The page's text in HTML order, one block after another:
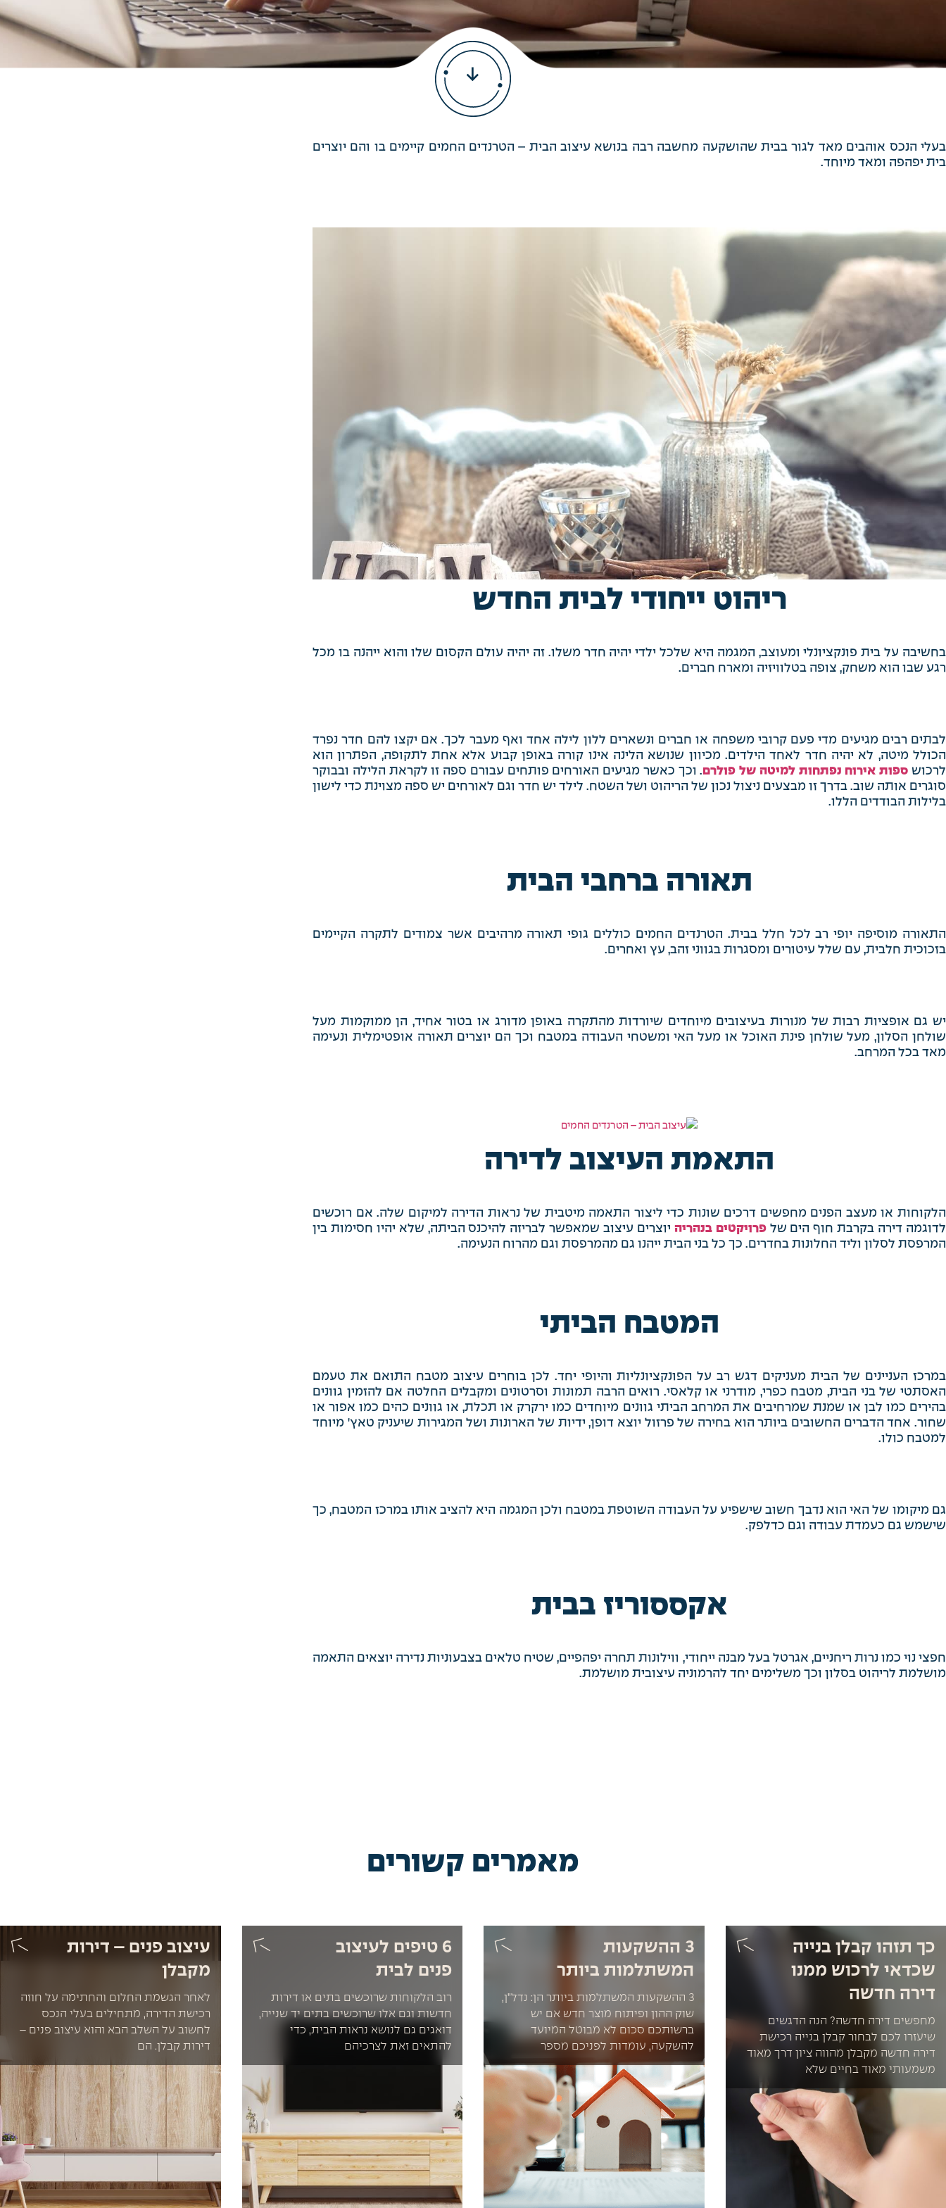
בעלי הנכס אוהבים מאד לגור בבית שהושקעה מחשבה רבה בנושא עיצוב הבית – הטרנדים החמים קיימים בו והם יוצרים
בית יפהפה ומאד מיוחד.
ריהוט ייחודי לבית החדש
בחשיבה על בית פונקציונלי ומעוצב, המגמה היא שלכל ילדי יהיה חדר משלו. זה יהיה עולם הקסום שלו והוא ייהנה בו מכל
רגע שבו הוא משחק, צופה בטלוויזיה ומארח חברים.
לבתים רבים מגיעים מדי פעם קרובי משפחה או חברים ונשארים ללון לילה אחד ואף מעבר לכך. אם יקצו להם חדר נפרד
הכולל מיטה, לא יהיה חדר לאחד הילדים. מכיוון שנושא הלינה אינו קורה באופן קבוע אלא אחת לתקופה, הפתרון הוא
לרכוש ספות אירוח נפתחות למיטה של פולרם. וכך כאשר מגיעים האורחים פותחים עבורם ספה זו לקראת הלילה ובבוקר
סוגרים אותה שוב. בדרך זו מבצעים ניצול נכון של הריהוט ושל השטח. לילד יש חדר וגם לאורחים יש ספה מצוינת כדי לישון
בלילות הבודדים הללו.
תאורה ברחבי הבית
התאורה מוסיפה יופי רב לכל חלל בבית. הטרנדים החמים כוללים גופי תאורה מרהיבים אשר צמודים לתקרה הקיימים
בזכוכית חלבית, עם שלל עיטורים ומסגרות בגווני זהב, עץ ואחרים.
יש גם אופציות רבות של מנורות בעיצובים מיוחדים שיורדות מהתקרה באופן מדורג או בטור אחיד, הן ממוקמות מעל
שולחן הסלון, מעל שולחן פינת האוכל או מעל האי ומשטחי העבודה במטבח וכך הם יוצרים תאורה אופטימלית ונעימה
מאד בכל המרחב.
התאמת העיצוב לדירה
הלקוחות או מעצב הפנים מחפשים דרכים שונות כדי ליצור התאמה מיטבית של נראות הדירה למיקום שלה. אם רוכשים
לדוגמה דירה בקרבת חוף הים שלפרויקטים בנהריה יוצרים עיצוב שמאפשר לבריזה להיכנס הביתה, שלא יהיו חסימות בין
המרפסת לסלון וליד החלונות בחדרים. כך כל בני הבית ייהנו גם מהמרפסת וגם מהרוח הנעימה.
המטבח הביתי
במרכז העניינים של הבית מעניקים דגש רב על הפונקציונליות והיופי יחד. לכן בוחרים עיצוב מטבח התואם את טעמם
האסתטי של בני הבית, מטבח כפרי, מודרני או קלאסי. רואים הרבה תמונות וסרטונים ומקבלים החלטה אם להזמין גוונים
בהירים כמו לבן או שמנת שמרחיבים את המרחב הביתי גוונים מיוחדים כמו ירקרק או תכלת, או גוונים כהים כמו אפור או
שחור. אחד הדברים החשובים ביותר הוא בחירה של פרזול יוצא דופן, ידיות של הארונות ושל המגירות שיעניק טאץ' מיוחד
למטבח כולו.
גם מיקומו של האי הוא נדבך חשוב שישפיע על העבודה השוטפת במטבח ולכן המגמה היא להציב אותו במרכז המטבח, כך
שישמש גם כעמדת עבודה וגם כדלפק.
אקססוריז בבית
חפצי נוי כמו נרות ריחניים, אגרטל בעל מבנה ייחודי, ווילונות תחרה יפהפיים, שטיח טלאים בצבעוניות נדירה יוצאים התאמה
מושלמת לריהוט בסלון וכך משלימים יחד להרמוניה עיצובית מושלמת.
מאמרים קשורים
כך תזהו קבלן בנייה
שכדאי לרכוש ממנו
דירה חדשה
מחפשים דירה חדשה? הנה הדגשים
שיעזרו לכם לבחור קבלן בנייה רכישת
דירה חדשה מקבלן מהווה ציון דרך מאוד
משמעותי מאוד בחיים שלא
3 ההשקעות
המשתלמות ביותר
3 ההשקעות המשתלמות ביותר הן: נדל"ן,
שוק ההון ופיתוח מוצר חדש אם יש
ברשותכם סכום לא מבוטל המיועד
להשקעה, עומדות לפניכם מספר
6 טיפים לעיצוב
פנים לבית
רוב הלקוחות שרוכשים בתים או דירות
חדשות וגם אלו שרוכשים בתים יד שנייה,
דואגים גם לנושא נראות הבית, כדי
להתאים זאת לצרכיהם
עיצוב פנים – דירות
מקבלן
לאחר הגשמת החלום והחתימה על חוזה
רכישת הדירה, מתחילים בעלי הנכס
לחשוב על השלב הבא והוא עיצוב פנים –
דירות קבלן. הם